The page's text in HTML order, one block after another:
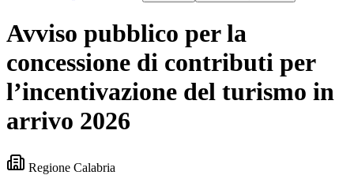
Avviso pubblico per la
concessione di contributi per
l’incentivazione del turismo in
arrivo 2026
Regione Calabria